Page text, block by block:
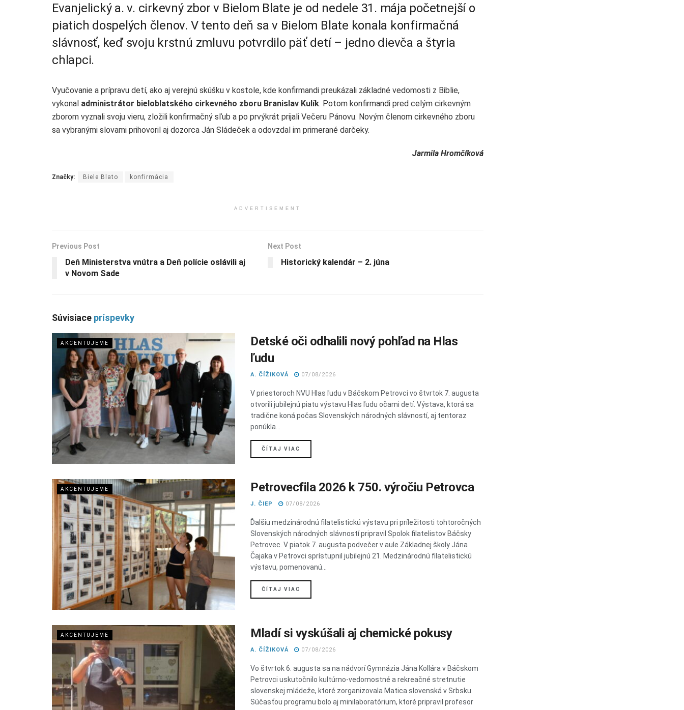
Evanjelický a. v. cirkevný zbor v Bielom Blate je od nedele 31. mája početnejší o
piatich dospelých členov. V tento deň sa v Bielom Blate konala konfirmačná
slávnosť, keď svoju krstnú zmluvu potvrdilo päť detí – jedno dievča a štyria
chlapci.
Vyučovanie a prípravu detí, ako aj verejnú skúšku v kostole, kde konfirmandi preukázali základné vedomosti z Biblie,
vykonal administrátor bieloblatského cirkevného zboru Branislav Kulík. Potom konfirmandi pred celým cirkevným
zborom vyznali svoju vieru, zložili konfirmačný sľub a po prvýkrát prijali Večeru Pánovu. Novým členom cirkevného zboru
sa vybranými slovami prihovoril aj dozorca Ján Sládeček a odovzdal im primerané darčeky.
Jarmila Hromčíková
Značky: Biele Blato konfirmácia
ADVERTISEMENT
Previous Post
Deň Ministerstva vnútra a Deň polície oslávili aj
v Novom Sade
Next Post
Historický kalendár – 2. júna
Súvisiace príspevky
AKCENTUJEME
Detské oči odhalili nový pohľad na Hlas
ľudu
A. ČÍŽIKOVÁ 07/08/2026
V priestoroch NVU Hlas ľudu v Báčskom Petrovci vo štvrtok 7. augusta
otvorili jubilejnú piatu výstavu Hlas ľudu očami detí. Výstava, ktorá sa
tradične koná počas Slovenských národných slávností, aj tentoraz
ponúkla...
ČÍTAJ VIAC
AKCENTUJEME Petrovecfila 2026 k 750. výročiu Petrovca
J. ČIEP 07/08/2026
Ďalšiu medzinárodnú filatelistickú výstavu pri príležitosti tohtoročných
Slovenských národných slávností pripravil Spolok filatelistov Báčsky
Petrovec. V piatok 7. augusta podvečer v aule Základnej školy Jána
Čajaka v Petrovci sprístupnil jubilejnú 21. Medzinárodnú filatelistickú
výstavu, pomenovanú...
ČÍTAJ VIAC
AKCENTUJEME Mladí si vyskúšali aj chemické pokusy
A. ČÍŽIKOVÁ 07/08/2026
Vo štvrtok 6. augusta sa na nádvorí Gymnázia Jána Kollára v Báčskom
Petrovci uskutočnilo kultúrno-vedomostné a rekreačné stretnutie
slovenskej mládeže, ktoré zorganizovala Matica slovenská v Srbsku.
Súčasťou programu bolo aj minilaboratórium, ktoré pripravil profesor